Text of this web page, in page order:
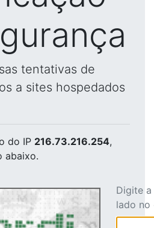
tentativas de
a sites hospedados
do IP 216.73.216.254,
abaixo.
Digite
lado no